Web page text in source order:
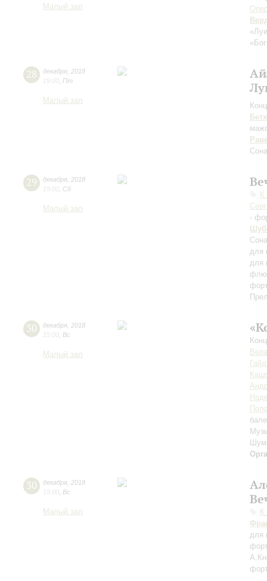
Малый зал
28 декабря 2018
19:00 Пт
Малый зал
29 декабря 2018
19:00 Сб
Малый зал
-
для
для
30 декабря 2018
15:00 Вс
Малый зал
30 декабря 2018
19:00 Вс
Малый зал
для